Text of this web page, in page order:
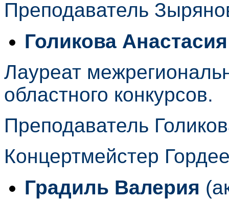
Преподаватель
Голикова Анастасия
Лауреат
областного конкурсов.
Преподаватель
Концертмейстер
Градиль Валерия